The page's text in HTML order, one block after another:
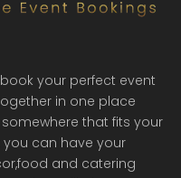
your perfect event
in one place
that fits your
can have your
and catering